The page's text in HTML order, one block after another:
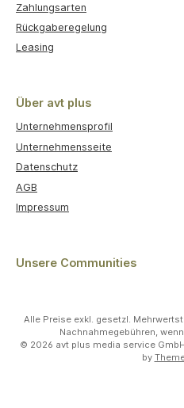
Zahlungsarten
Rückgaberegelung
Leasing
Über avt plus
Unternehmensprofil
Unternehmensseite
Datenschutz
AGB
Impressum
Unsere Communities
Alle Preise exkl. gesetzl.
Nachnahmegebühren,
© 2026 avt plus media service
by